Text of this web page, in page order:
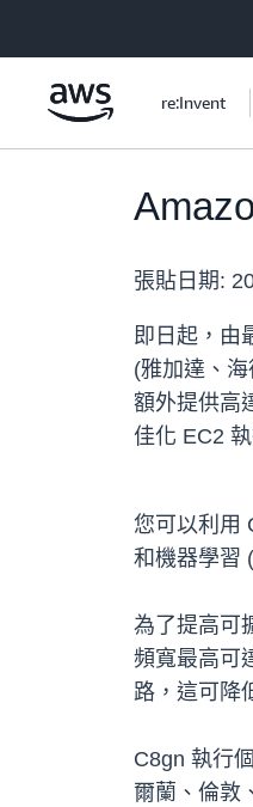
re:Invent
張貼日期:
即日起，由
(雅加達、
額外提供高
佳化 EC2
您可以利用
和機器學習
為了提高可
頻寬最高可
路，這可降
C8gn 執行
爾蘭、倫敦